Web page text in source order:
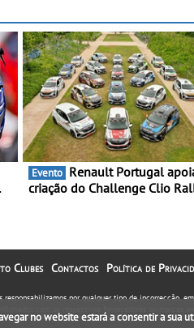
Evento
criação do Challenge Clio
Clubes Contactos Política de
por qualquer tipo de incorrecção,
com os respectivos fornecedores ou marcas
no website estará a consentir a sua